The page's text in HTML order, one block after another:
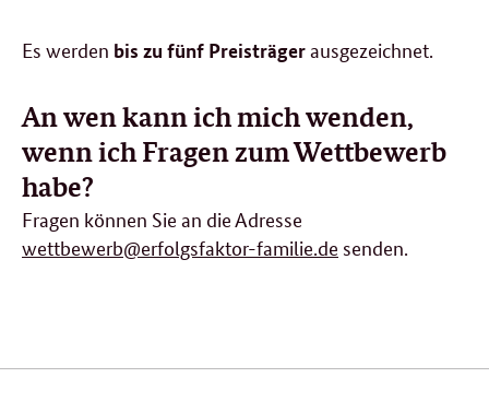
Es werden bis zu fünf Preisträgerausgezeichnet.
An wen kann ich mich wenden,
wenn ich Fragen zum Wettbewerb
habe?
Fragen können Sie an die Adresse
wettbewerb@erfolgsfaktor-familie.de senden.